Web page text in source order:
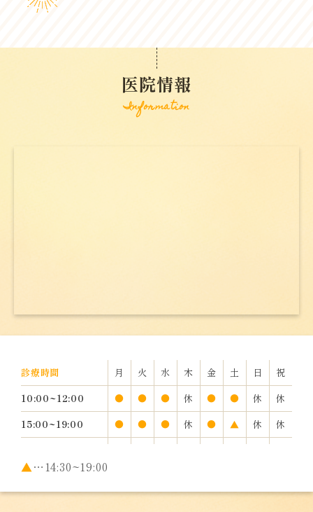
医院情報
Information
診療時間 月 火 水 木 金 土 日
祝
10:00~12:00
● ● ● 休 ● ● 休
休
15:00~19:00
● ● ● 休 ● ▲ 休 休
▲…14:30~19:00